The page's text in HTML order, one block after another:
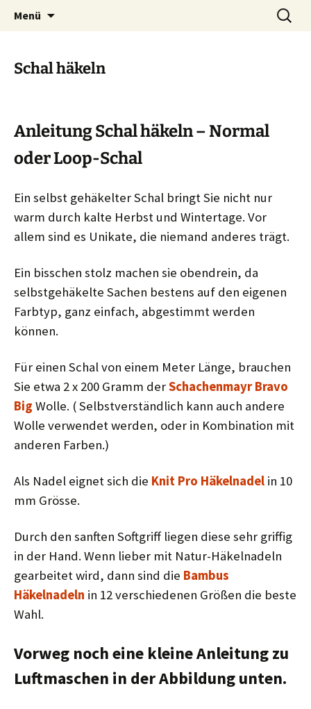
Häkeln
Zubehör und Tipps zum Häkeln
Menü
Suchen
nach:
Schal häkeln
Anleitung Schal häkeln – Normal
oder Loop-Schal
Ein selbst gehäkelter Schal bringt Sie nicht nur
warm durch kalte Herbst und Wintertage. Vor
allem sind es Unikate, die niemand anderes trägt.
Ein bisschen stolz machen sie obendrein, da
selbstgehäkelte Sachen bestens auf den eigenen
Farbtyp, ganz einfach, abgestimmt werden
können.
Für einen Schal von einem Meter Länge, brauchen
Sie etwa 2 x 200 Gramm derSchachenmayr Bravo
Big Wolle. ( Selbstverständlich kann auch andere
Wolle verwendet werden, oder in Kombination mit
anderen Farben.)
Als Nadel eignet sich die Knit Pro Häkelnadel in 10
mm Grösse.
Durch den sanften Softgriff liegen diese sehr griffig
in der Hand. Wenn lieber mit Natur-Häkelnadeln
gearbeitet wird, dann sind die Bambus
Häkelnadeln in 12 verschiedenen Größen die beste
Wahl.
Vorweg noch eine kleine Anleitung zu
Luftmaschen in der Abbildung unten.